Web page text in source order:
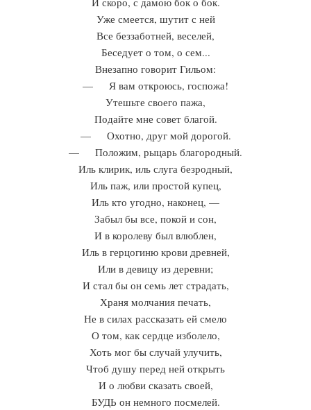
Уже смеется, шутит с ней
Все беззаботней, веселей,
Беседует о том, о сем...
Внезапно говорит Гильом:
— Я вам откроюсь, госпожа!
Утешьте своего пажа,
Подайте мне совет благой.
— Охотно, друг мой дорогой.
— Положим, рыцарь благородный.
Иль клирик, иль слуга безродный,
Иль паж, или простой купец,
Иль кто угодно, наконец, —
Забыл бы все, покой и сон,
И в королеву был влюблен,
Иль в герцогиню крови древней,
Или в девицу из деревни;
И стал бы он семь лет страдать,
Храня молчания печать,
Не в силах рассказать ей смело
О том, как сердце изболело,
Хоть мог бы случай улучить,
Чтоб душу перед ней открыть
И о любви сказать своей,
БУДЬ он немного посмелей.